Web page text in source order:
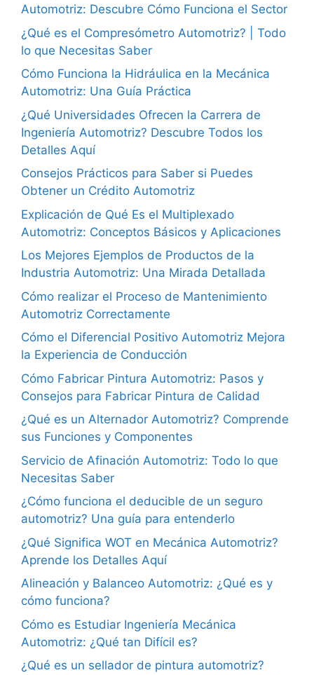
Automotriz: Descubre Cómo Funciona el Sector
¿Qué es el Compresómetro Automotriz? | Todo
lo que Necesitas Saber
Cómo Funciona la Hidráulica en la Mecánica
Automotriz: Una Guía Práctica
¿Qué Universidades Ofrecen la Carrera de
Ingeniería Automotriz? Descubre Todos los
Detalles Aquí
Consejos Prácticos para Saber si Puedes
Obtener un Crédito Automotriz
Explicación de Qué Es el Multiplexado
Automotriz: Conceptos Básicos y Aplicaciones
Los Mejores Ejemplos de Productos de la
Industria Automotriz: Una Mirada Detallada
Cómo realizar el Proceso de Mantenimiento
Automotriz Correctamente
Cómo el Diferencial Positivo Automotriz Mejora
la Experiencia de Conducción
Cómo Fabricar Pintura Automotriz: Pasos y
Consejos para Fabricar Pintura de Calidad
¿Qué es un Alternador Automotriz? Comprende
sus Funciones y Componentes
Servicio de Afinación Automotriz: Todo lo que
Necesitas Saber
¿Cómo funciona el deducible de un seguro
automotriz? Una guía para entenderlo
¿Qué Significa WOT en Mecánica Automotriz?
Aprende los Detalles Aquí
Alineación y Balanceo Automotriz: ¿Qué es y
cómo funciona?
Cómo es Estudiar Ingeniería Mecánica
Automotriz: ¿Qué tan Difícil es?
¿Qué es un sellador de pintura automotriz?